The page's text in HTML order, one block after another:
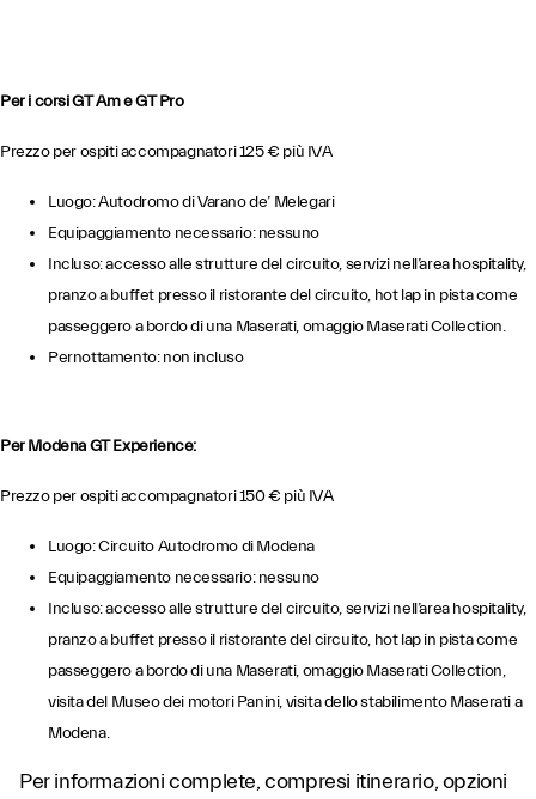
Per i corsi GT Am e GT Pro
Prezzo per ospiti accompagnatori 125 € più IVA
Luogo: Autodromo di Varano de’ Melegari
Equipaggiamento necessario: nessuno
Incluso: accesso alle strutture del circuito, servizi nell’area hospitality,
pranzo a buffet presso il ristorante del circuito, hot lap in pista come
passeggero a bordo di una Maserati, omaggio Maserati Collection.
Pernottamento: non incluso
Per Modena GT Experience:
Prezzo per ospiti accompagnatori 150 € più IVA
Luogo: Circuito Autodromo di Modena
Equipaggiamento necessario: nessuno
Incluso: accesso alle strutture del circuito, servizi nell’area hospitality,
pranzo a buffet presso il ristorante del circuito, hot lap in pista come
passeggero a bordo di una Maserati, omaggio Maserati Collection,
visita del Museo dei motori Panini, visita dello stabilimento Maserati a
Modena.
Per informazioni complete, compresi itinerario, opzioni